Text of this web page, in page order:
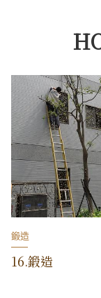
鍛造
16.鍛造